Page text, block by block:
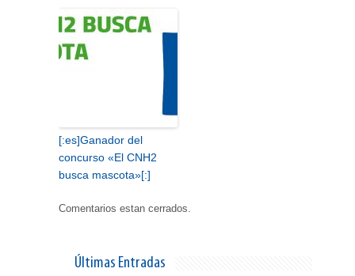
[:es]Ganador del
concurso «El CNH2
busca mascota»[:]
Comentarios estan cerrados.
Últimas Entradas